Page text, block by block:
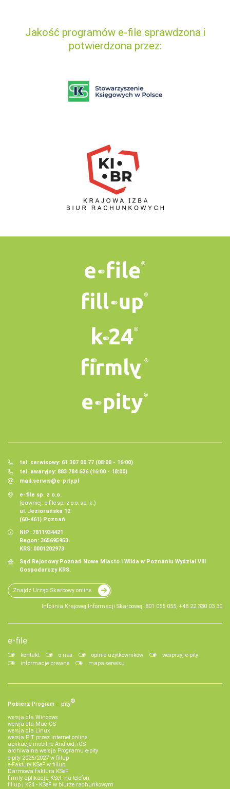
Jakość programów e-file sprawdzona i
potwierdzona przez:
tel. serwisowy: 61 307 00 77 (08:00 - 16:00)
tel. awaryjny: 883 784 626 (16:00 - 18:00)
mail:serwis@e-pity.pl
e-file sp. z o.o.
(dawniej: e-file sp. z o.o. sp. k.)
ul. Jeziorańska 12
(60-461) Poznań
NIP: 7811934421
Regon: 365695953
KRS: 0001202973
Sąd Rejonowy Poznań Nowe Miasto i Wilda w Poznaniu Wydział VIII
Gospodarczy KRS.
Znajdź Urząd Skarbowy online
Infolinia Krajowej Informacji Skarbowej: 801 055 055, +48 22 330 03 30
e-file
kontakt o nas opinie użytkowników
wesprzyj e-pity
informacje prawne
mapa serwisu
Pobierz Program e‑pity®
wersja dla Windows
wersja dla Mac OS
wersja dla Linux
wersja PIT przez internet online
aplikacje mobilne Android, iOS
archiwalna wersja Programu e-pity
e-pity 2026/2027 w fillup
e‑Faktury KSeF w fillup
Darmowa faktura KSeF
firmly aplikacja KSeF na telefon
fillup | k24 - KSeF w biurze rachunkowym